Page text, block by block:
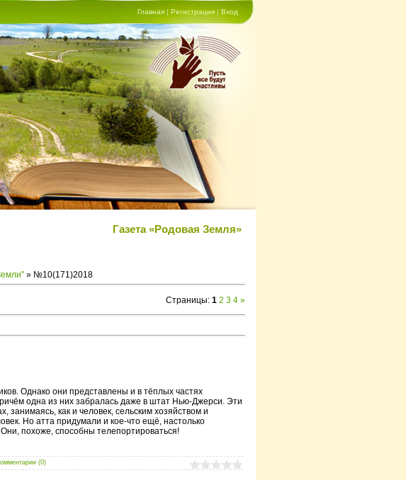
Главная | Регистрация | Вход
Газета «Родовая Земля»
» №10(171)2018
Страницы: 1 2 3 4 »
Однако они представлены и в тёплых частях
одна из них забралась даже в штат Нью-Джерси. Эти
как и человек, сельским хозяйством и
Но атта придумали и кое-что ещё, настолько
похоже, способны телепортироваться!
(0)